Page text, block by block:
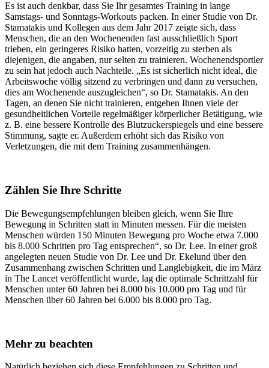
Es ist auch denkbar, dass Sie Ihr gesamtes Training in lange
Samstags- und Sonntags-Workouts packen. In einer Studie von Dr.
Stamatakis und Kollegen aus dem Jahr 2017 zeigte sich, dass
Menschen, die an den Wochenenden fast ausschließlich Sport
trieben, ein geringeres Risiko hatten, vorzeitig zu sterben als
diejenigen, die angaben, nur selten zu trainieren. Wochenendsportler
zu sein hat jedoch auch Nachteile. „Es ist sicherlich nicht ideal, die
Arbeitswoche völlig sitzend zu verbringen und dann zu versuchen,
dies am Wochenende auszugleichen“, so Dr. Stamatakis. An den
Tagen, an denen Sie nicht trainieren, entgehen Ihnen viele der
gesundheitlichen Vorteile regelmäßiger körperlicher Betätigung, wie
z. B. eine bessere Kontrolle des Blutzuckerspiegels und eine bessere
Stimmung, sagte er. Außerdem erhöht sich das Risiko von
Verletzungen, die mit dem Training zusammenhängen.
Zählen Sie Ihre Schritte
Die Bewegungsempfehlungen bleiben gleich, wenn Sie Ihre
Bewegung in Schritten statt in Minuten messen. Für die meisten
Menschen würden 150 Minuten Bewegung pro Woche etwa 7.000
bis 8.000 Schritten pro Tag entsprechen“, so Dr. Lee. In einer groß
angelegten neuen Studie von Dr. Lee und Dr. Ekelund über den
Zusammenhang zwischen Schritten und Langlebigkeit, die im März
in The Lancet veröffentlicht wurde, lag die optimale Schrittzahl für
Menschen unter 60 Jahren bei 8.000 bis 10.000 pro Tag und für
Menschen über 60 Jahren bei 6.000 bis 8.000 pro Tag.
Mehr zu beachten